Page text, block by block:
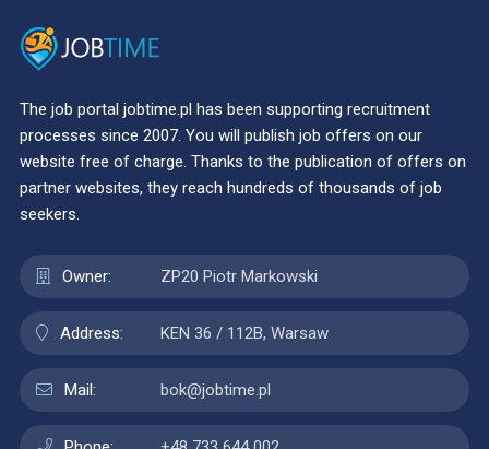
The job portal jobtime.pl has been supporting recruitment
processes since 2007. You will publish job offers on our
website free of charge. Thanks to the publication of offers on
partner websites, they reach hundreds of thousands of job
seekers.
Owner: ZP20 Piotr Markowski
Address: KEN 36 / 112B, Warsaw
Mail: bok@jobtime.pl